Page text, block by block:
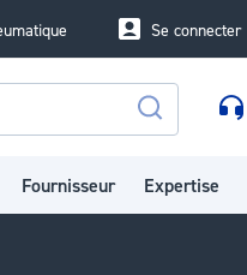
Se connecter
Fournisseur Expertise